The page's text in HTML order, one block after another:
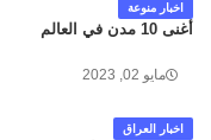
اخبار منوعة
أغنى 10 مدن في العالم
مايو 02, 2023
اخبار العراق